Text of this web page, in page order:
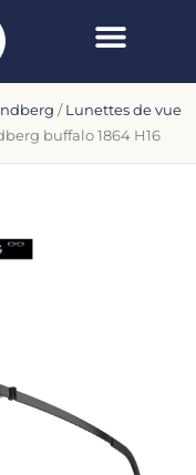
/Lunettes de vue
buffalo 1864 H16